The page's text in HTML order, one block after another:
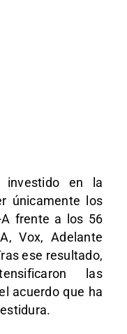
investido en la
únicamente los
frente a los 56
Vox, Adelante
ese resultado,
las
acuerdo que ha